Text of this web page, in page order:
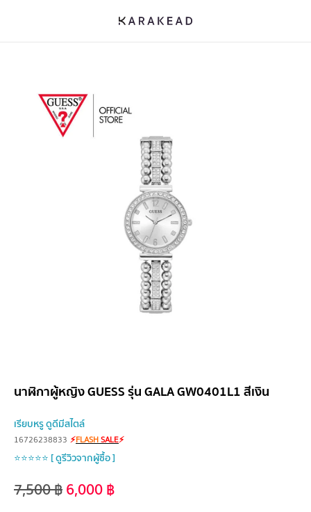
นาฬิกาผู้หญิง GUESS รุ่น GALA GW0401L1 สีเงิน
เรียบหรู ดูดีมีสไตล์
16726238833 ⚡FLASHSALE⚡
⭐⭐⭐⭐⭐ [ ดูรีวิวจากผู้ซื้อ ]
7,500฿6,000฿